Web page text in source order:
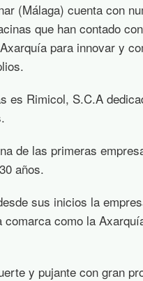
(Málaga) cuenta con
que han contado
para innovar y
es Rimicol, S.C.A
de las primeras
años.
sus inicios la
comarca como la
y pujante con gran